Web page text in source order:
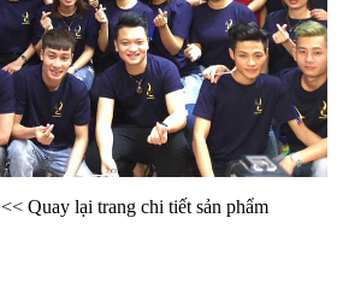
<< Quay lại trang chi tiết sản phẩm